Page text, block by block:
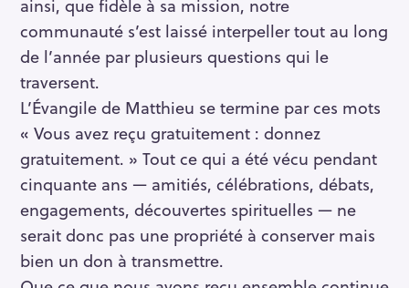
communauté s’est laissé interpeller tout au long
de l’année par plusieurs questions qui le
traversent.
L’Évangile de Matthieu se termine par ces mots
« Vous avez reçu gratuitement : donnez
gratuitement. » Tout ce qui a été vécu pendant
cinquante ans — amitiés, célébrations, débats,
engagements, découvertes spirituelles — ne
serait donc pas une propriété à conserver mais
bien un don à transmettre.